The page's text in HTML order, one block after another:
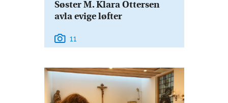
Søster M. Klara Ottersen
avla evige løfter
11